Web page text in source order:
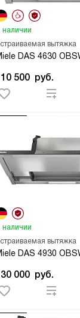
вытяжка
DAS 4630
наличии
500 руб.
вытяжка
DAS 4930
наличии
000 руб.